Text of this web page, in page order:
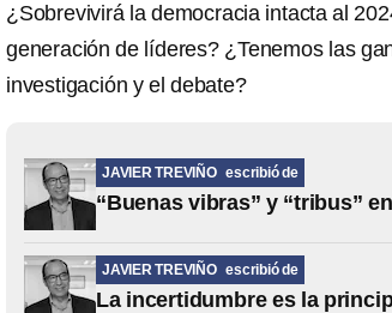
¿Sobrevivirá la democracia intacta al
generación de líderes? ¿Tenemos las
investigación y el debate?
JAVIER TREVIÑO escribió de
“Buenas vibras” y “tribus”
JAVIER TREVIÑO escribió de
La incertidumbre es la